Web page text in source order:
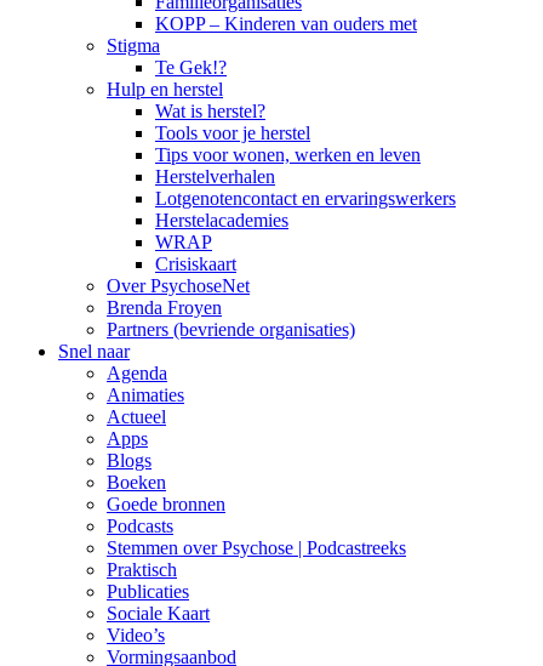
KOPP – Kinderen van ouders met
Stigma
Te Gek!?
Hulp en herstel
Wat is herstel?
Tools voor je herstel
Tips voor wonen, werken en leven
Herstelverhalen
Lotgenotencontact en ervaringswerkers
Herstelacademies
WRAP
Crisiskaart
Over PsychoseNet
Brenda Froyen
Partners (bevriende organisaties)
Snel naar
Agenda
Animaties
Actueel
Apps
Blogs
Boeken
Goede bronnen
Podcasts
Stemmen over Psychose | Podcastreeks
Praktisch
Publicaties
Sociale Kaart
Video’s
Vormingsaanbod